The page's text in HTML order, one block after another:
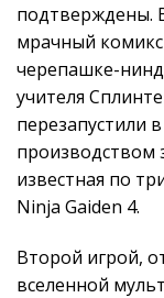
подтверждены.
мрачный
черепашке-
учителя
перезапустили
производством
известная по
Ninja Gaiden 4.
Второй игрой,
вселенной